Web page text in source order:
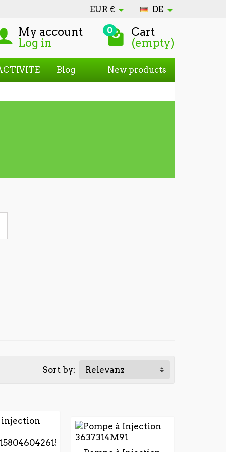
EUR € DE
My account
Log in
0 Cart
(empty)
Blog New products
Sort by: Relevanz